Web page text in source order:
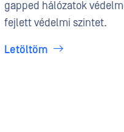
gapped hálózatok
fejlett védelmi szintet.
Letöltöm